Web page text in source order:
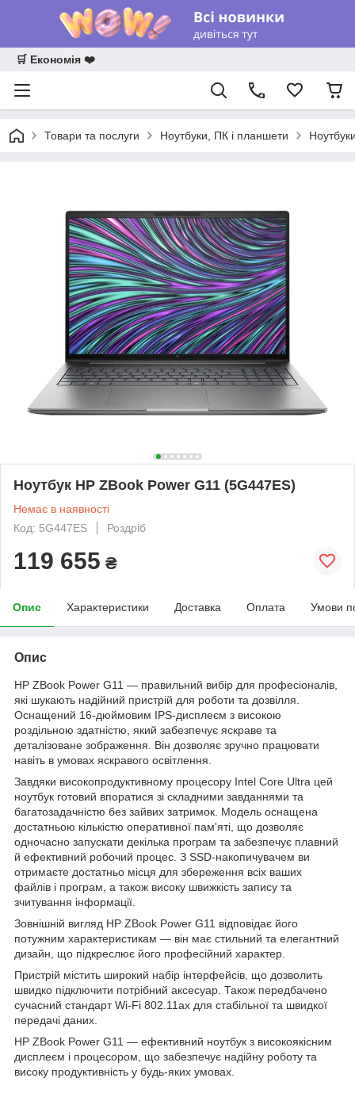
🛒 Економія ❤️
Товари та послуги Ноутбуки, ПК і планшети
Ноутбук HP ZBook Power G11 (5G447ES)
Немає в наявності
Код: 5G447ES
Роздріб
119 655 ₴
Опис Характеристики Доставка Оплата Умови
Опис
HP ZBook Power G11 — правильний вибір для професіоналів,
які шукають надійний пристрій для роботи та дозвілля.
Оснащений 16-дюймовим IPS-дисплеєм з високою
роздільною здатністю, який забезпечує яскраве та
деталізоване зображення. Він дозволяє зручно працювати
навіть в умовах яскравого освітлення.
Завдяки високопродуктивному процесору Intel Core Ultra цей
ноутбук готовий впоратися зі складними завданнями та
багатозадачністю без зайвих затримок. Модель оснащена
достатньою кількістю оперативної пам'яті, що дозволяє
одночасно запускати декілька програм та забезпечує плавний
й ефективний робочий процес. З SSD-накопичувачем ви
отримаєте достатньо місця для збереження всіх ваших
файлів і програм, а також високу швижкість запису та
зчитування інформації.
Зовнішній вигляд HP ZBook Power G11 відповідає його
потужним характеристикам — він має стильний та елегантний
дизайн, що підкреслює його професійний характер.
Пристрій містить широкий набір інтерфейсів, що дозволить
швидко підключити потрібний аксесуар. Також передбачено
сучасний стандарт Wi-Fi 802.11ax для стабільної та швидкої
передачі даних.
HP ZBook Power G11 — ефективний ноутбук з високоякісним
дисплеєм і процесором, що забезпечує надійну роботу та
високу продуктивність у будь-яких умовах.